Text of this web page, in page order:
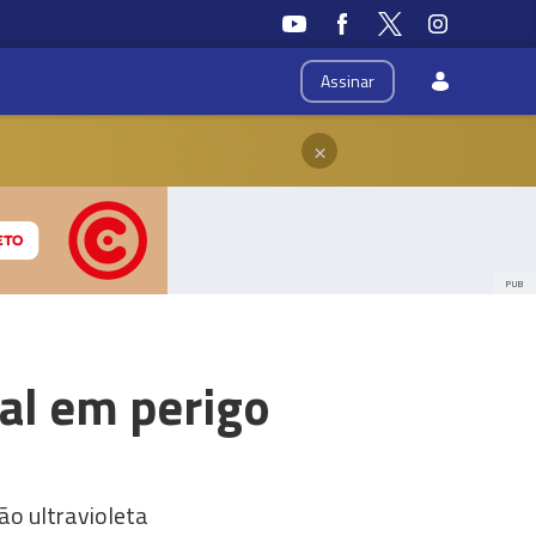
Assinar
×
PUB
em perigo
ultravioleta